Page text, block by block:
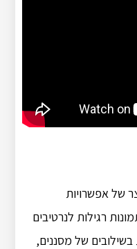
של אפשרויות
רגילות לנרטיבים
בשילובים של מסננים,